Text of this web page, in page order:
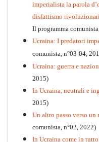
Kommunistisches
PDF n°10 - 2026
imperialista la parola
disfattismo
Il programma
Ucraina: I predatori
comunista, n°03-04,
Ucraina: guerra e
2015)
In Ucraina, neutrali e
2015)
Un altro passo verso
comunista, n°02, 2022)
In Ucraina come in